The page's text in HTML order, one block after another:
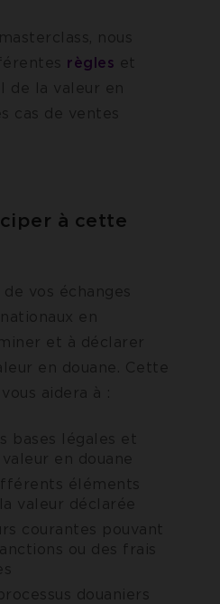
nous
règles et
de la valeur en
cas de ventes
à cette
vos échanges
en
et à déclarer
en douane. Cette
aidera à :
bases légales et
en douane
éléments
valeur déclarée
courantes pouvant
ou des frais
douaniers